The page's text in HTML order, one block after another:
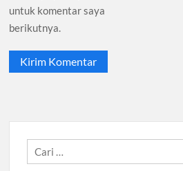
untuk komentar saya
berikutnya.